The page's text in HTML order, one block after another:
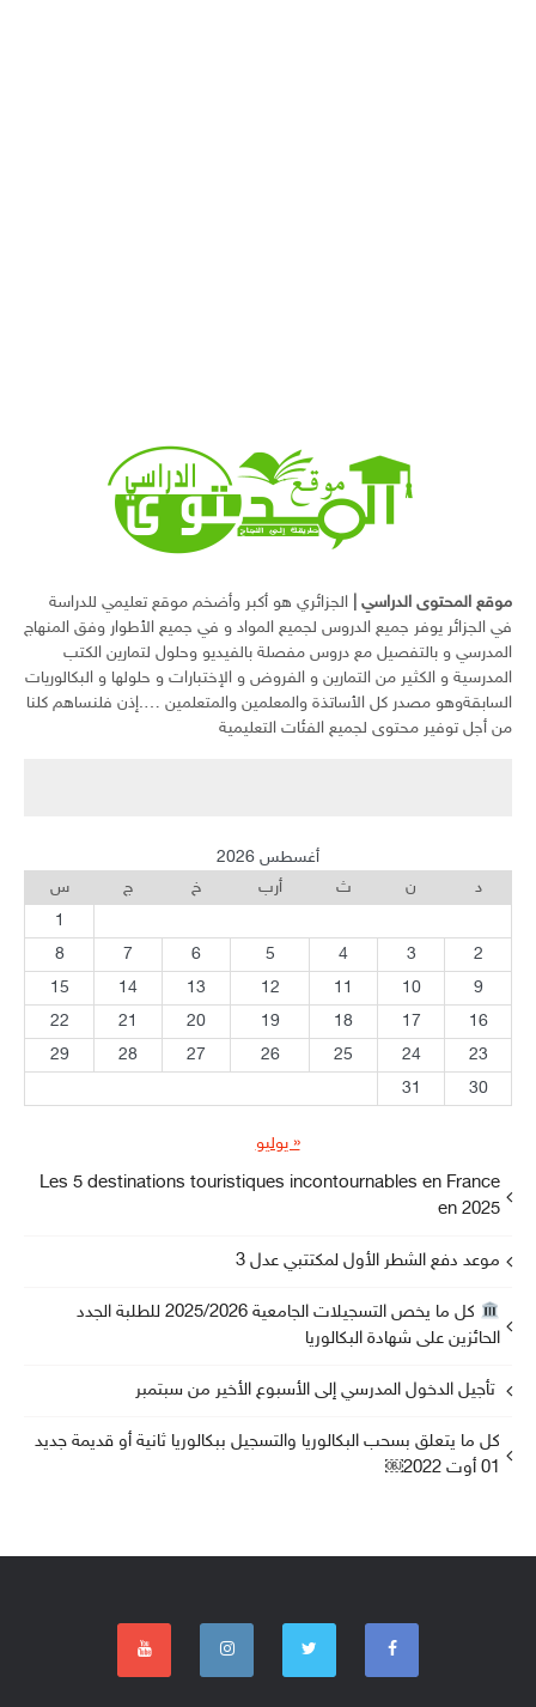
موقع المحتوى الدراسي
الجزائري هو أكبر وأضخم موقع تعليمي للدراسة
في الجزائر يوفر جميع الدروس لجميع المواد و في جميع الأطوار وفق المنهاج
المدرسي و بالتفصيل مع دروس مفصلة بالفيديو وحلول لتمارين الكتب
المدرسية و الكثير من التمارين و الفروض و الإختبارات و حلولها و البكالوريات
السابقةوهو مصدر كل الأساتذة والمعلمين والمتعلمين ….إذن فلنساهم كلنا
من أجل توفير محتوى لجميع الفئات التعليمية
أغسطس 2026
د
ن ث أرب خ ج
س
1
2
3
4
5
6
7
8
9
10
11
12
13
14
15
16
17
18
19
20
21
22
23
24
25
26
27
28
29
30
31
« يوليو
Les 5 destinations touristiques incontournables en France
en 2025
موعد دفع الشطر الأول لمكتتبي عدل 3
كل ما يخص التسجيلات الجامعية 2025/2026 للطلبة الجدد
الحائزين على شهادة البكالوريا
تأجيل الدخول المدرسي إلى الأسبوع الأخير من سبتمبر
كل ما يتعلق بسحب البكالوريا والتسجيل ببكالوريا ثانية أو قديمة جديد
01 أوت 2022￼